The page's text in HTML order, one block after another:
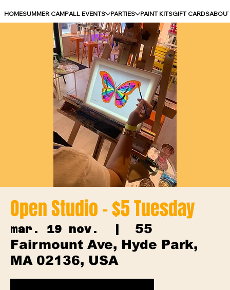
HOMESUMMER CAMPALL EVENTS PARTIES PAINT KITSGIFT CARDS
Open Studio - $5 Tuesday
mar. 19 nov.
  |
55
Fairmount Ave, Hyde Park,
MA 02136, USA